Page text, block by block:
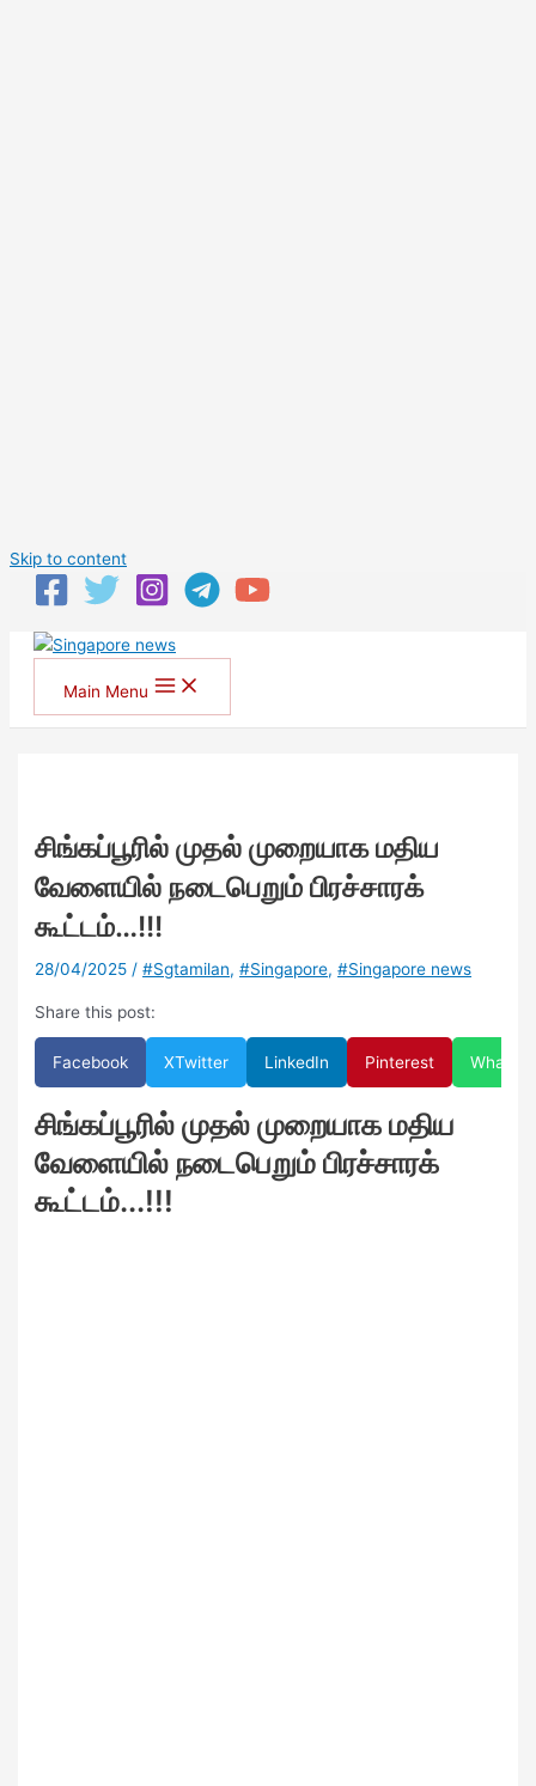
Skip to content
Main Menu
சிங்கப்பூரில் முதல் முறையாக மதிய
வேளையில் நடைபெறும் பிரச்சாரக்
கூட்டம்…!!!
28/04/2025 /#Sgtamilan,#Singapore,#Singapore news
Share this post:
Facebook XTwitter LinkedIn Pinterest
சிங்கப்பூரில் முதல் முறையாக மதிய
வேளையில் நடைபெறும் பிரச்சாரக்
கூட்டம்...!!!